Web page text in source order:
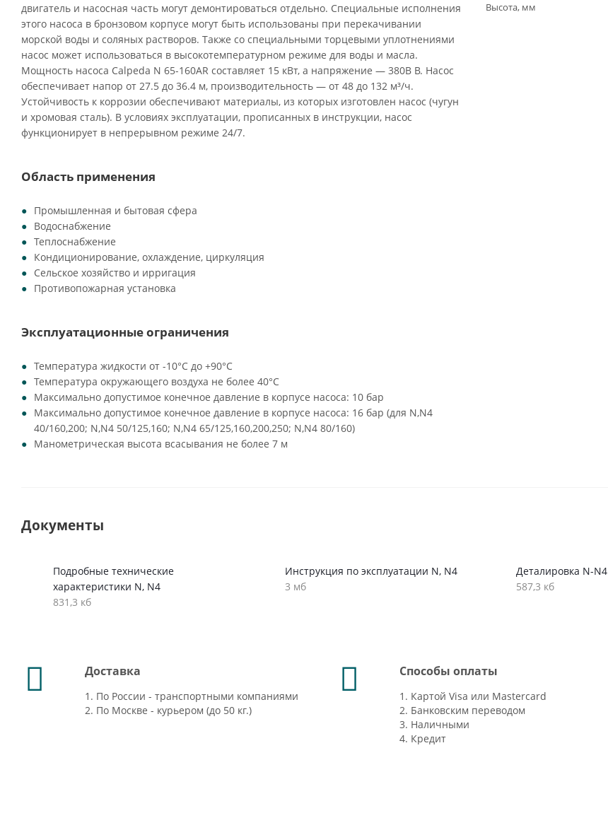
двигатель и насосная часть могут демонтироваться отдельно. Специальные исполнения
этого насоса в бронзовом корпусе могут быть использованы при перекачивании
морской воды и соляных растворов. Также со специальными торцевыми уплотнениями
насос может использоваться в высокотемпературном режиме для воды и масла.
Мощность насоса Calpeda N 65-160AR составляет 15 кВт, а напряжение — 380В В. Насос
обеспечивает напор от 27.5 до 36.4 м, производительность — от 48 до 132 м³/ч.
Устойчивость к коррозии обеспечивают материалы, из которых изготовлен насос (чугун
и хромовая сталь). В условиях эксплуатации, прописанных в инструкции, насос
функционирует в непрерывном режиме 24/7.
Область применения
Промышленная и бытовая сфера
Водоснабжение
Теплоснабжение
Кондиционирование, охлаждение, циркуляция
Сельское хозяйство и ирригация
Противопожарная установка
Эксплуатационные ограничения
Температура жидкости от -10°C до +90°C
Температура окружающего воздуха не более 40°C
Максимально допустимое конечное давление в корпусе насоса: 10 бар
Максимально допустимое конечное давление в корпусе насоса: 16 бар (для N,N4
40/160,200; N,N4 50/125,160; N,N4 65/125,160,200,250; N,N4 80/160)
Манометрическая высота всасывания не более 7 м
Высота, мм
Документы
Подробные технические
характеристики N, N4
831,3 кб
Инструкция по эксплуатации N, N4
3 мб
Деталировка N-N4
587,3 кб
Доставка
1. По России - транспортными компаниями
2. По Москве - курьером (до 50 кг.)
Способы оплаты
1. Картой Visa или Mastercard
2. Банковским переводом
3. Наличными
4. Кредит